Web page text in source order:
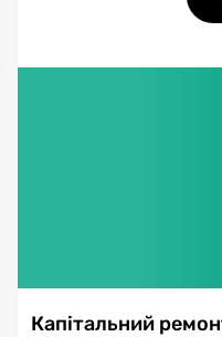
Капітальний